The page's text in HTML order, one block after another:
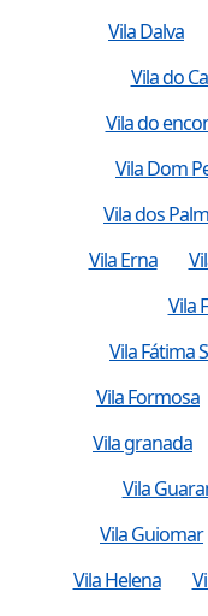
Vila Dalva
Vila do
Vila do
Vila Dom
Vila dos
Vila Erna
Vila
Vila Fátima
Vila Formosa
Vila granada
Vila
Vila Guiomar
Vila Helena